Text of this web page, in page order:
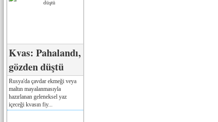
Kvas: Pahalandı,
gözden düştü
Rusya'da çavdar ekmeği veya
maltın mayalanmasıyla
hazırlanan geleneksel yaz
içeceği kvasın fiy...